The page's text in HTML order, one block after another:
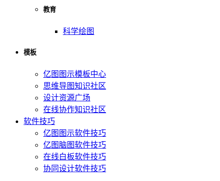
教育
科学绘图
模板
亿图图示模板中心
思维导图知识社区
设计资源广场
在线协作知识社区
软件技巧
亿图图示软件技巧
亿图脑图软件技巧
在线白板软件技巧
协同设计软件技巧